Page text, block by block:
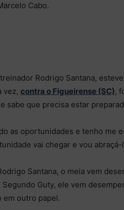
Cabo.
Rodrigo Santana,
vez, contra o Figueirense (SC),
sabe que precisa estar
as oportunidades e tenho me
vai chegar e vou abraçá-
Santana, o meia vem
Guty, ele vem
em outro papel.